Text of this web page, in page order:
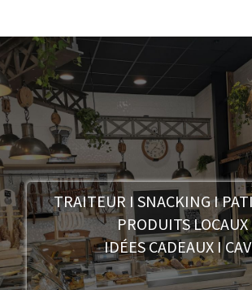
TRAITEUR I SNACKING I
PRODUITS LOCAUX
IDÉES CADEAUX I